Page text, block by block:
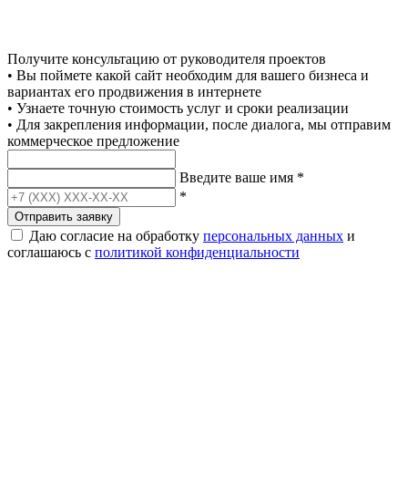
Получите консультацию от руководителя проектов
• Вы поймете какой сайт необходим для вашего бизнеса и
вариантах его продвижения в интернете
• Узнаете точную стоимость услуг и сроки реализации
• Для закрепления информации, после диалога, мы отправим
коммерческое предложение
Введите ваше имя *
*
Отправить заявку
Даю согласие на обработку персональных данных и
соглашаюсь с политикой конфиденциальности